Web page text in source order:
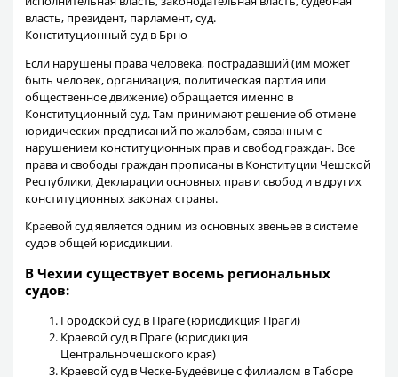
Конституционный суд в Брно
Если нарушены права человека, пострадавший (им может
быть человек, организация, политическая партия или
общественное движение) обращается именно в
Конституционный суд. Там принимают решение об отмене
юридических предписаний по жалобам, связанным с
нарушением конституционных прав и свобод граждан. Все
права и свободы граждан прописаны в Конституции Чешской
Республики, Декларации основных прав и свобод и в других
конституционных законах страны.
Краевой суд является одним из основных звеньев в системе
судов общей юрисдикции.
В Чехии существует восемь региональных
судов:
Городской суд в Праге (юрисдикция Праги)
Краевой суд в Праге (юрисдикция
Центральночешского края)
Краевой суд в Ческе-Будеёвице с филиалом в Таборе